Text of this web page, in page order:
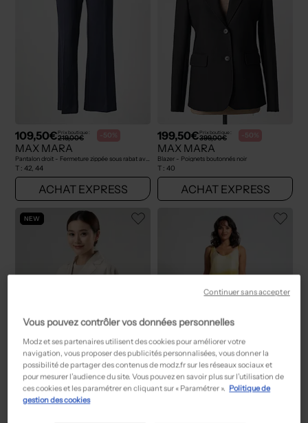
109,50€Prix boutique :
219,00€ -50%
MAX MARA
Pantalon droit - Fermeture zippée sous rabat avec crochet gris
T : 42, 44
ACHAT EXPRESS
199,50€Prix boutique :
399,00€ -50%
MAX MARA
Blazer - Poignets boutonnés noir
T : 40
ACHAT EXPRESS
NEW
127,50€Prix boutique :
255,00€
Vous pouvez contrôler vos données personnelles
Modz et ses partenaires utilisent des cookies pour améliorer votre
navigation, vous proposer des publicités personnalisées, vous donner la
possibilité de partager des contenus de modz.fr sur les réseaux sociaux et
pour mesurer l’audience du site. Vous pouvez en savoir plus sur l’utilisation de
ces cookies et les paramétrer en cliquant sur « Paramétrer ». Politique de
gestion des cookies
Continuer sans accepter